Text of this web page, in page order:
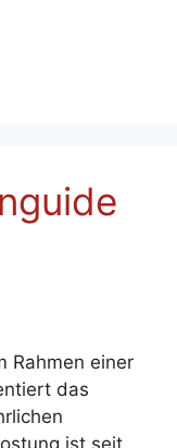
Rahmen einer
das
ist seit